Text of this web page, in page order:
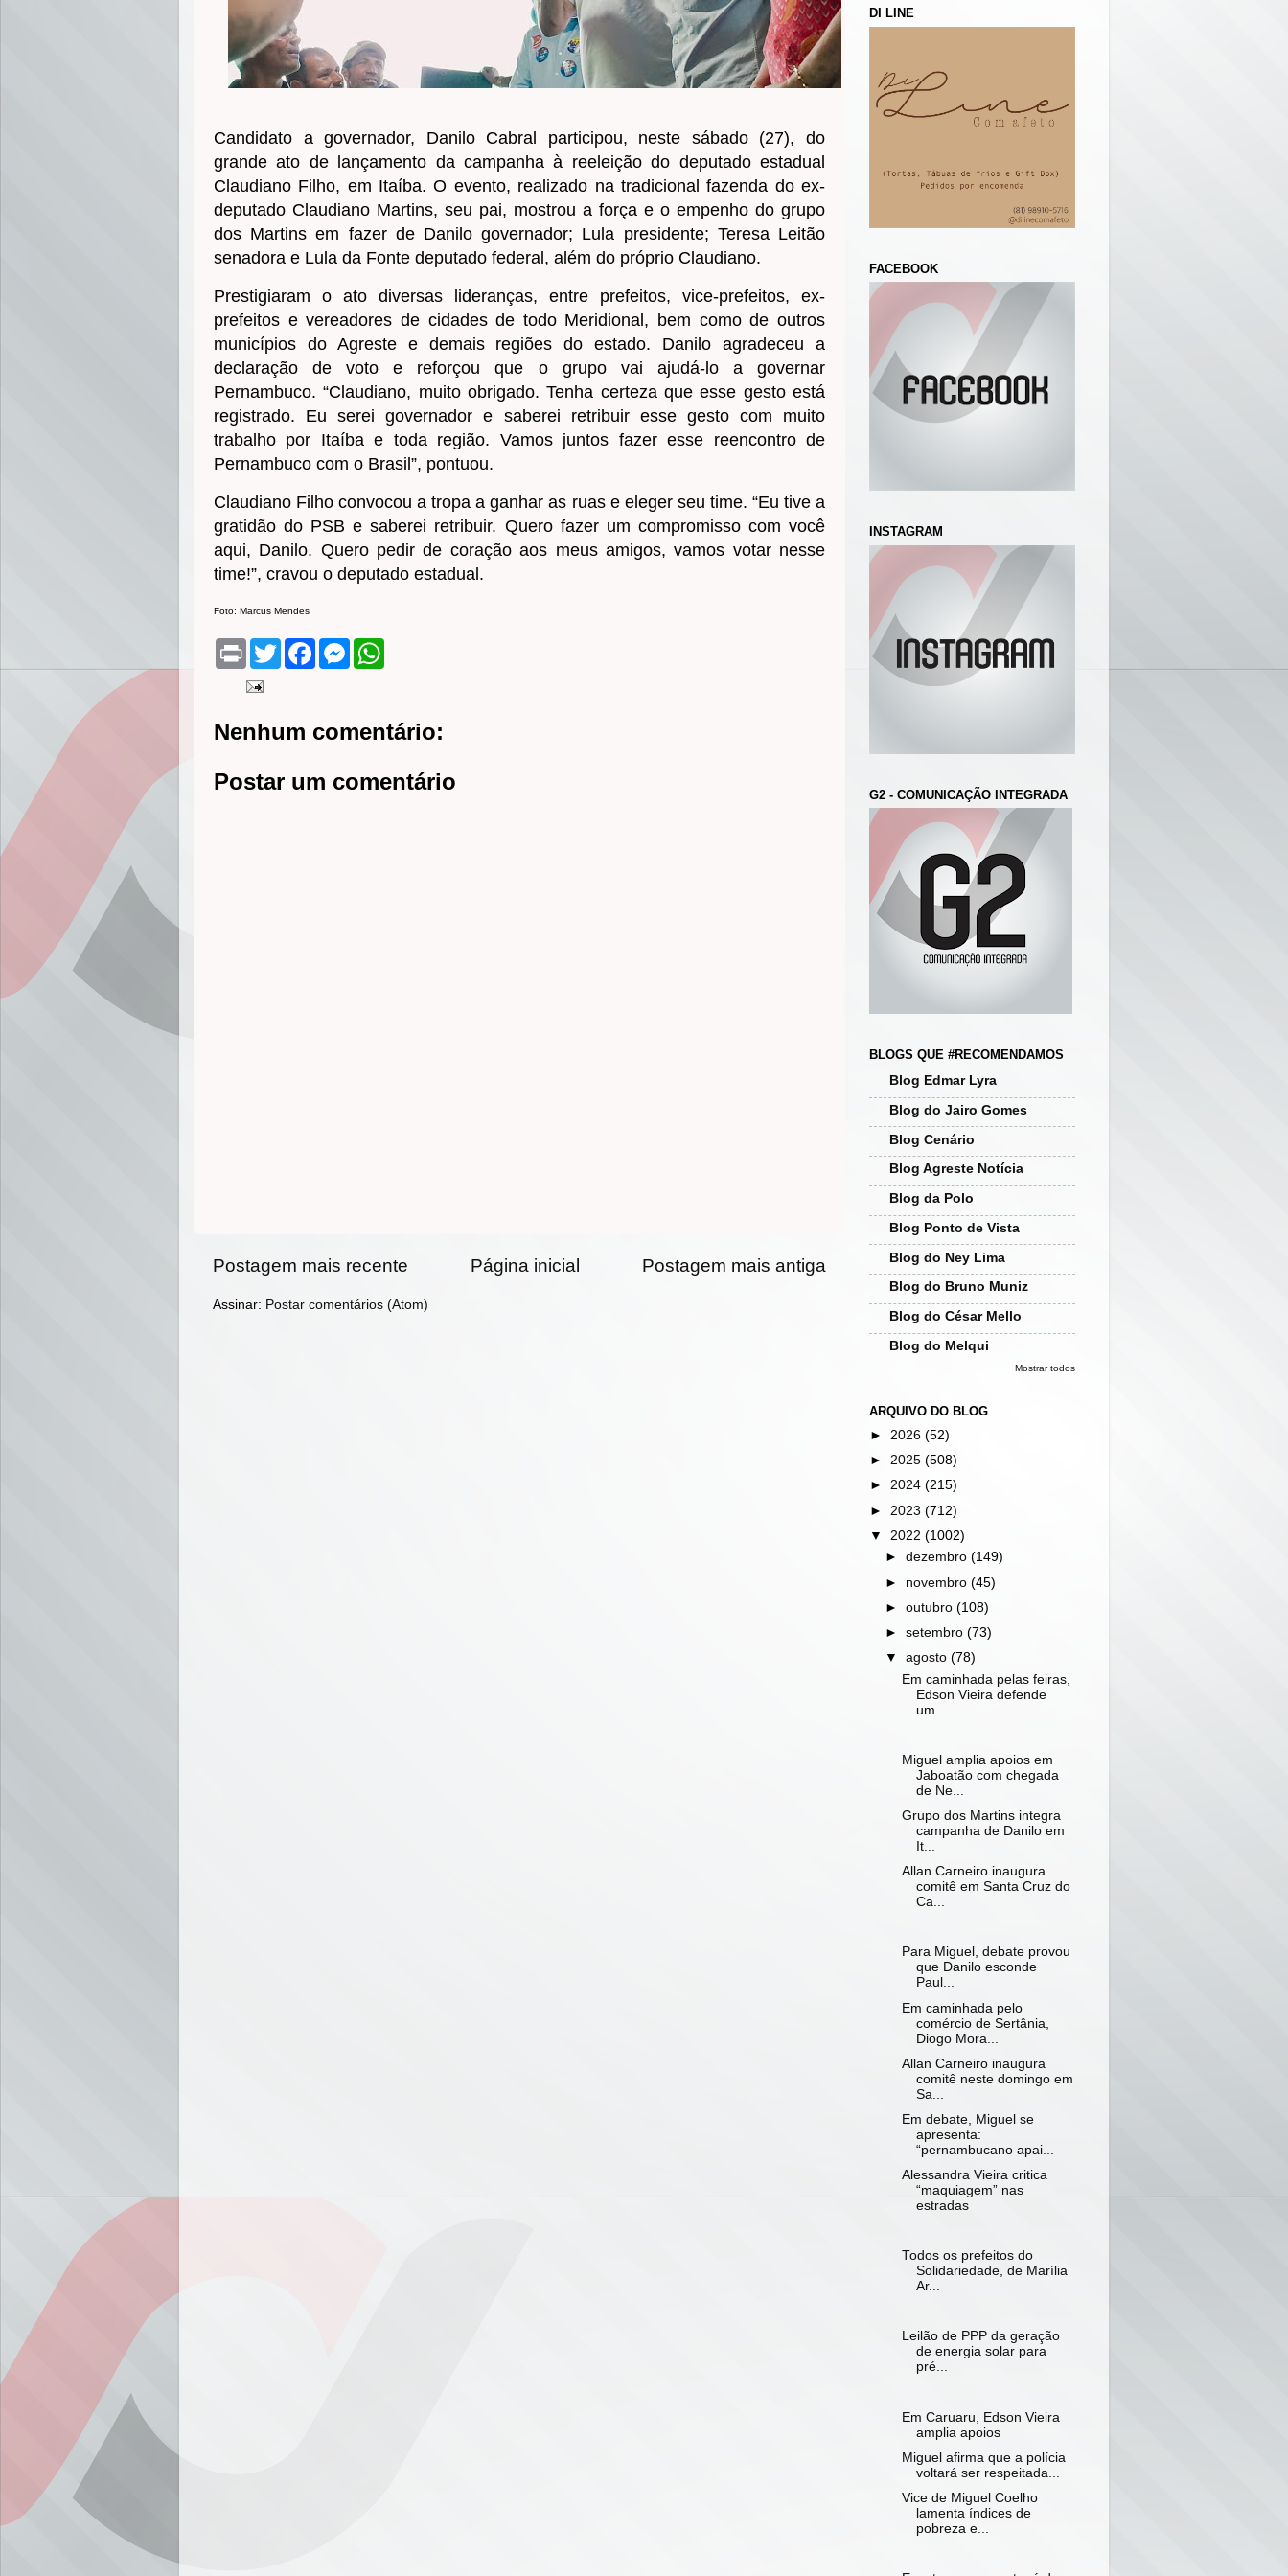
Candidato a governador, Danilo Cabral participou, neste sábado (27), do
grande ato de lançamento da campanha à reeleição do deputado estadual
Claudiano Filho, em Itaíba. O evento, realizado na tradicional fazenda do ex-
deputado Claudiano Martins, seu pai, mostrou a força e o empenho do grupo
dos Martins em fazer de Danilo governador; Lula presidente; Teresa Leitão
senadora e Lula da Fonte deputado federal, além do próprio Claudiano.
Prestigiaram o ato diversas lideranças, entre prefeitos, vice-prefeitos, ex-
prefeitos e vereadores de cidades de todo Meridional, bem como de outros
municípios do Agreste e demais regiões do estado. Danilo agradeceu a
declaração de voto e reforçou que o grupo vai ajudá-lo a governar
Pernambuco. “Claudiano, muito obrigado. Tenha certeza que esse gesto está
registrado. Eu serei governador e saberei retribuir esse gesto com muito
trabalho por Itaíba e toda região. Vamos juntos fazer esse reencontro de
Pernambuco com o Brasil”, pontuou.
Claudiano Filho convocou a tropa a ganhar as ruas e eleger seu time. “Eu tive a
gratidão do PSB e saberei retribuir. Quero fazer um compromisso com você
aqui, Danilo. Quero pedir de coração aos meus amigos, vamos votar nesse
time!”, cravou o deputado estadual.
Foto: Marcus Mendes
P
n
T
w
r
F
o
M
g
A
p
Nenhum comentário:
Postar um comentário
Postagem mais recente Postagem mais antiga
Página inicial
Assinar: Postar comentários (Atom)
DI LINE
FACEBOOK
INSTAGRAM
G2 - COMUNICAÇÃO INTEGRADA
BLOGS QUE #RECOMENDAMOS
Blog Edmar Lyra
Blog do Jairo Gomes
Blog Cenário
Blog Agreste Notícia
Blog da Polo
Blog Ponto de Vista
Blog do Ney Lima
Blog do Bruno Muniz
Blog do César Mello
Blog do Melqui
Mostrar todos
ARQUIVO DO BLOG
► 2026 (52)
► 2025 (508)
► 2024 (215)
► 2023 (712)
▼ 2022 (1002)
►dezembro(149)
► novembro(45)
►outubro(108)
►setembro(73)
▼agosto(78)
Em caminhada pelas feiras,
Edson Vieira defende
um...
Miguel amplia apoios em
Jaboatão com chegada
de Ne...
Grupo dos Martins integra
campanha de Danilo em
It...
Allan Carneiro inaugura
comitê em Santa Cruz do
Ca...
Para Miguel, debate provou
que Danilo esconde
Paul...
Em caminhada pelo
comércio de Sertânia,
Diogo Mora...
Allan Carneiro inaugura
comitê neste domingo em
Sa...
Em debate, Miguel se
apresenta:
“pernambucano apai...
Alessandra Vieira critica
“maquiagem” nas
estradas
Todos os prefeitos do
Solidariedade, de Marília
Ar...
Leilão de PPP da geração
de energia solar para
pré...
Em Caruaru, Edson Vieira
amplia apoios
Miguel afirma que a polícia
voltará ser respeitada...
Vice de Miguel Coelho
lamenta índices de
pobreza e...